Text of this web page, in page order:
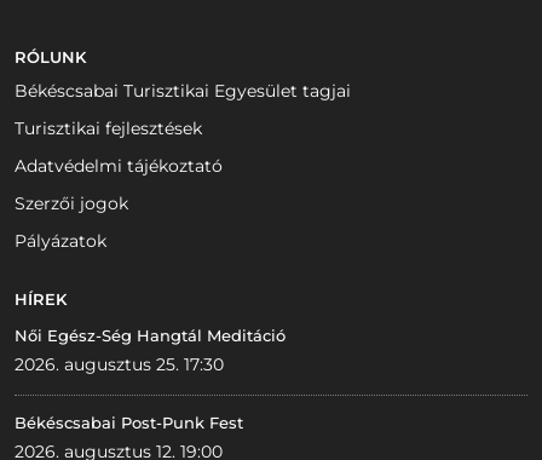
RÓLUNK
Békéscsabai Turisztikai Egyesület tagjai
Turisztikai fejlesztések
Adatvédelmi tájékoztató
Szerzői jogok
Pályázatok
HÍREK
Női Egész-Ség Hangtál Meditáció
2026. augusztus 25. 17:30
Békéscsabai Post-Punk Fest
2026. augusztus 12. 19:00